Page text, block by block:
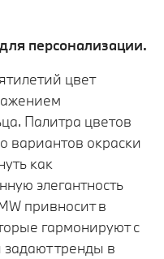
персонализации.
цвет
Палитра цветов
вариантов окраски
как
элегантность
привносит в
гармонируют с
тренды в